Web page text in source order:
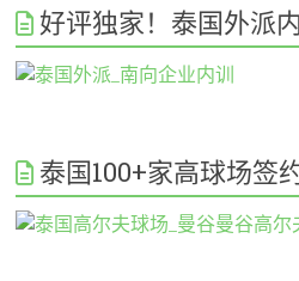
好评独家！泰国外派
泰国100+家高球场签